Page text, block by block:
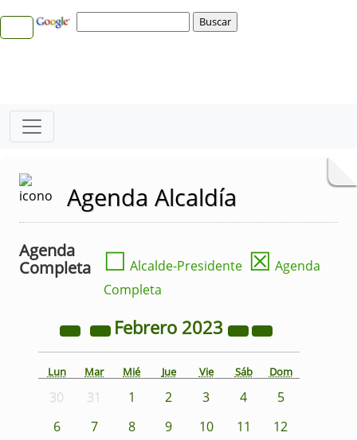
Agenda Alcaldía
Agenda
Completa
☐ Alcalde-Presidente ☒ Agenda
Completa
Febrero 2023
Lun Mar Mié Jue Vie Sáb Dom
30 31 1 2 3 4
5
6
7 8 9 10 11
12